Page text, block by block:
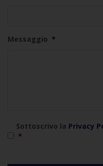
Messaggio *
Sottoscrivo la Privacy
*